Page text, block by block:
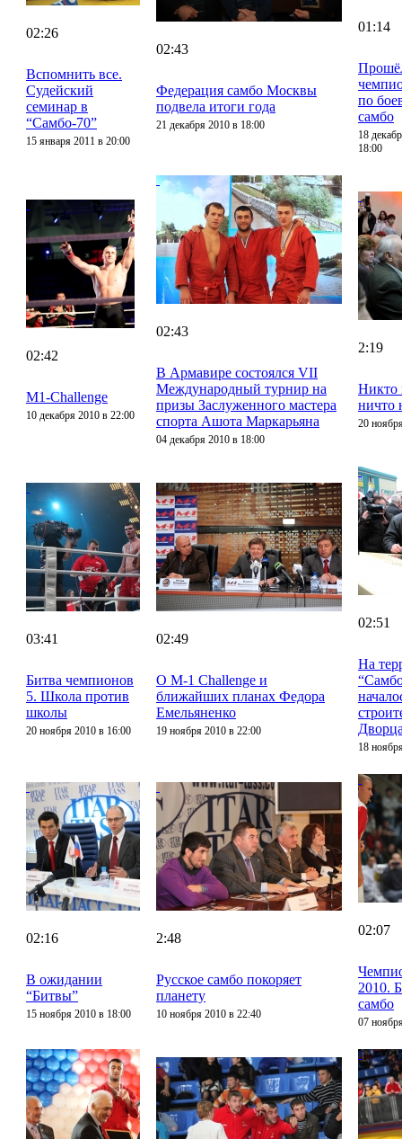
02:26
Вспомнить все.
Судейский
семинар в
“Самбо-70”
15 января 2011 в 20:00
02:43
Федерация самбо Москвы
подвела итоги года
21 декабря 2010 в 18:00
01:14
по
самбо
18
18:00
02:42
M1-Challenge
10 декабря 2010 в 22:00
02:43
В Армавире состоялся VII
Международный турнир на
призы Заслуженного мастера
спорта Ашота Маркарьяна
04 декабря 2010 в 18:00
2:19
Никто
ничто
20
03:41
Битва чемпионов
5. Школа против
школы
20 ноября 2010 в 16:00
02:49
О M-1 Challenge и
ближайших планах Федора
Емельяненко
19 ноября 2010 в 22:00
02:51
На
18
02:16
В ожидании
“Битвы”
15 ноября 2010 в 18:00
2:48
Русское самбо покоряет
планету
10 ноября 2010 в 22:40
02:07
2010.
самбо
07